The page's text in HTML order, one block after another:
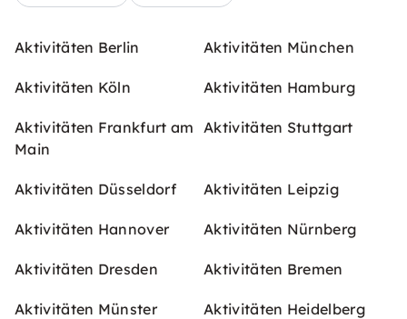
Aktivitäten Berlin Aktivitäten München
Aktivitäten Köln Aktivitäten Hamburg
Aktivitäten Frankfurt am
Main
Aktivitäten Stuttgart
Aktivitäten Düsseldorf Aktivitäten Leipzig
Aktivitäten Hannover Aktivitäten Nürnberg
Aktivitäten Dresden Aktivitäten Bremen
Aktivitäten Münster Aktivitäten Heidelberg